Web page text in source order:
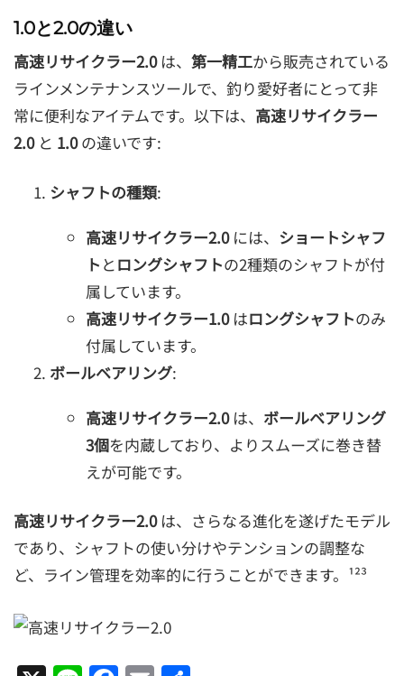
1.0と2.0の違い
高速リサイクラー2.0は、 第一精工から販売されている
ラインメンテナンスツールで、釣り愛好者にとって非
常に便利なアイテムです。以下は、 高速リサイクラー
2.0と 1.0の違いです:
シャフトの種類:
高速リサイクラー2.0には、 ショートシャフ
ト とロングシャフトの2種類のシャフトが付
属しています。
高速リサイクラー1.0はロングシャフトのみ
付属しています。
ボールベアリング:
高速リサイクラー2.0は、 ボールベアリング
3個を内蔵しており、よりスムーズに巻き替
えが可能です。
高速リサイクラー2.0は、さらなる進化を遂げたモデル
であり、シャフトの使い分けやテンションの調整な
ど、ライン管理を効率的に行うことができます。¹²³